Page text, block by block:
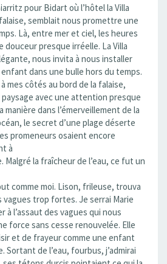
pour Bidart où l’hôtel la Villa
semblait nous promettre une
Là, entre mer et ciel, les heures
douceur presque irréelle. La Villa
nous invita à nous installer
dans une bulle hors du temps.
mes côtés au bord de la falaise,
avec une attention presque
manière dans l’émerveillement de la
le secret d’une plage déserte
promeneurs osaient encore
à
Malgré la fraîcheur de l’eau, ce fut un
comme moi. Lison, frileuse, trouva
vagues trop fortes. Je serrai Marie
l’assaut des vagues qui nous
force sans cesse renouvelée. Elle
et de frayeur comme une enfant
Sortant de l’eau, fourbus, j’admirai